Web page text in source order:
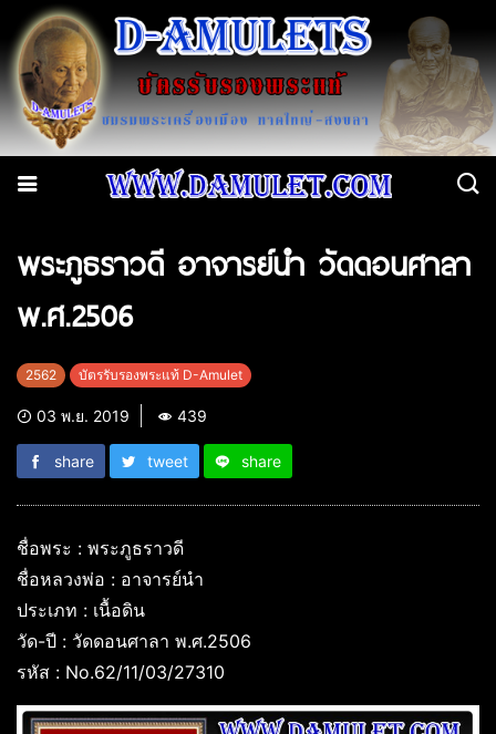
พระภูธราวดี อาจารย์นำ วัดดอนศาลา
พ.ศ.2506
2562 บัตรรับรองพระแท้ D-Amulet
03 พ.ย. 2019 439
share tweet share
ชื่อพระ : พระภูธราวดี
ชื่อหลวงพ่อ : อาจารย์นำ
ประเภท : เนื้อดิน
วัด-ปี : วัดดอนศาลา พ.ศ.2506
รหัส : No.62/11/03/27310